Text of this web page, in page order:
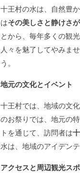
十王村の水は、自然豊
はその美しさと静けさ
とから、毎年多くの観
人々を魅了してやみま
う。
地元の文化とイベント
十王村では、地域の文
のお祭りでは、地元の
トを通じて、訪問者は
水は、地域のアイデン
アクセスと周辺観光ス